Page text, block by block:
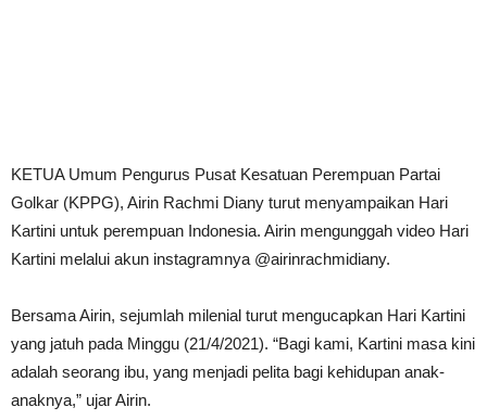
KETUA Umum Pengurus Pusat Kesatuan Perempuan Partai
Golkar (KPPG), Airin Rachmi Diany turut menyampaikan Hari
Kartini untuk perempuan Indonesia. Airin mengunggah video Hari
Kartini melalui akun instagramnya @airinrachmidiany.
Bersama Airin, sejumlah milenial turut mengucapkan Hari Kartini
yang jatuh pada Minggu (21/4/2021). “Bagi kami, Kartini masa kini
adalah seorang ibu, yang menjadi pelita bagi kehidupan anak-
anaknya,” ujar Airin.